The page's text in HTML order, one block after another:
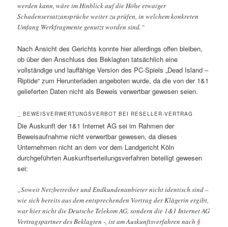
werden kann, wäre im Hinblick auf die Höhe etwaiger
Schadensersatzansprüche weiter zu prüfen, in welchem konkreten
Umfang Werkfragmente genutzt worden sind.“
Nach Ansicht des Gerichts konnte hier allerdings offen bleiben,
ob über den Anschluss des Beklagten tatsächlich eine
vollständige und lauffähige Version des PC-Spiels „Dead Island –
Riptide“ zum Herunterladen angeboten wurde, da die von der 1&1
gelieferten Daten nicht als Beweis verwertbar gewesen seien.
_ BEWEISVERWERTUNGSVERBOT BEI RESELLER-VERTRAG
Die Auskunft der 1&1 Internet AG sei im Rahmen der
Beweisaufnahme nicht verwertbar gewesen, da dieses
Unternehmen nicht an dem vor dem Landgericht Köln
durchgeführten Auskunftserteilungsverfahren beteiligt gewesen
sei:
„Soweit Netzbetreiber und Endkundenanbieter nicht identisch sind –
wie sich bereits aus dem entsprechenden Vortrag der Klägerin ergibt,
war hier nicht die Deutsche Telekom AG, sondern die 1&1 Internet AG
Vertragspartner des Beklagten -, ist am Auskunftsverfahren nach §